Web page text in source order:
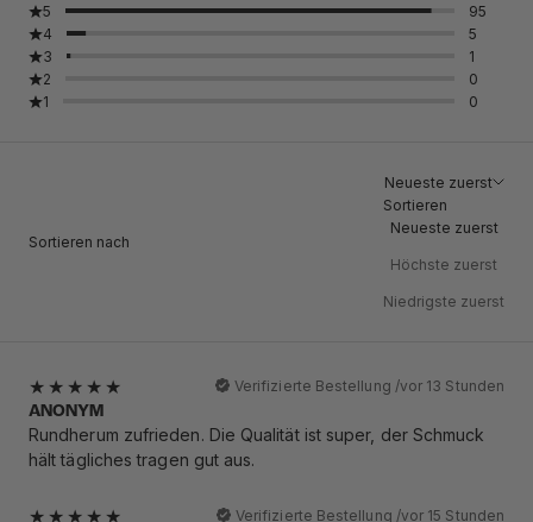
5
95
4
5
3
1
2
0
1
0
Sortieren nach
Neueste zuerst
Sortieren
Neueste zuerst
Höchste zuerst
Niedrigste zuerst
Verifizierte Bestellung /vor 13 Stunden
ANONYM
Rundherum zufrieden. Die Qualität ist super, der Schmuck
hält tägliches tragen gut aus.
Verifizierte Bestellung /vor 15 Stunden